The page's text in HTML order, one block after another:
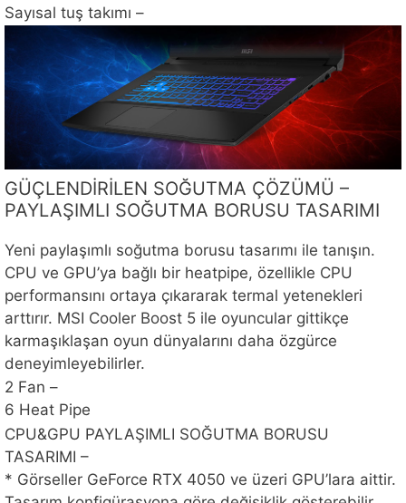
Sayısal tuş takımı –
GÜÇLENDİRİLEN SOĞUTMA ÇÖZÜMÜ –
PAYLAŞIMLI SOĞUTMA BORUSU TASARIMI
Yeni paylaşımlı soğutma borusu tasarımı ile tanışın.
CPU ve GPU’ya bağlı bir heatpipe, özellikle CPU
performansını ortaya çıkararak termal yetenekleri
arttırır. MSI Cooler Boost 5 ile oyuncular gittikçe
karmaşıklaşan oyun dünyalarını daha özgürce
deneyimleyebilirler.
2 Fan –
6 Heat Pipe
CPU&GPU PAYLAŞIMLI SOĞUTMA BORUSU
TASARIMI –
* Görseller GeForce RTX 4050 ve üzeri GPU’lara aittir.